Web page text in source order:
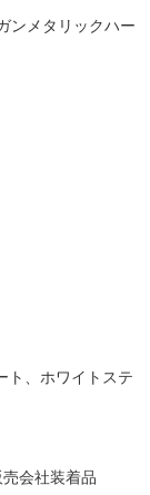
ンメタリックハー
ト、ホワイトステ
会社装着品